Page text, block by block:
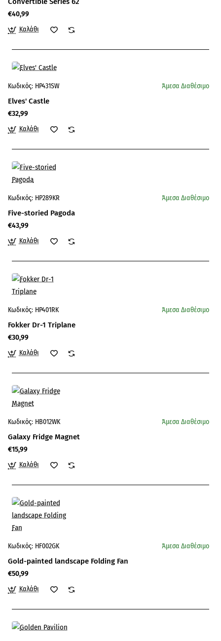
€40,99
Καλάθι
Κωδικός: HP431SW Άμεσα Διαθέσιμο
Elves' Castle
€32,99
Καλάθι
Κωδικός: HP289KR Άμεσα Διαθέσιμο
Five-storied Pagoda
€43,99
Καλάθι
Κωδικός: HP401RK Άμεσα Διαθέσιμο
Fokker Dr-1 Triplane
€30,99
Καλάθι
Κωδικός: HB012WK Άμεσα Διαθέσιμο
Galaxy Fridge Magnet
€15,99
Καλάθι
Κωδικός: HF002GK Άμεσα Διαθέσιμο
Gold-painted landscape Folding Fan
€50,99
Καλάθι